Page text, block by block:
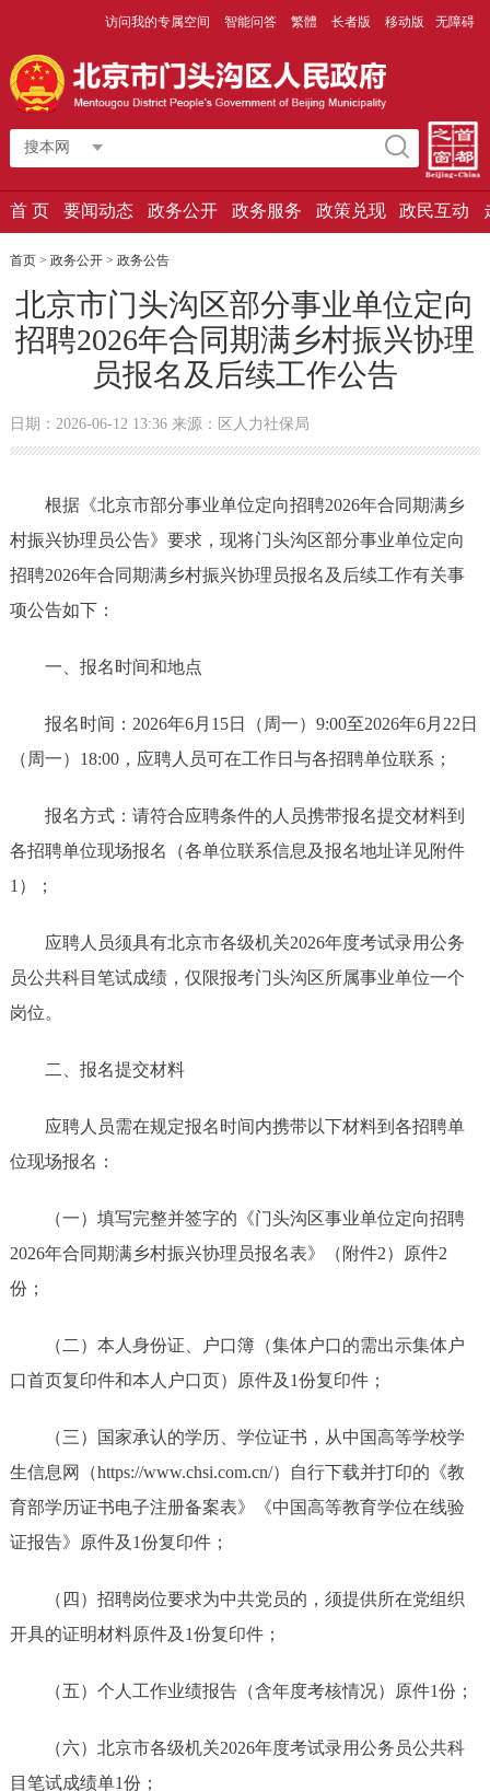
访问我的专属空间 智能问答 繁體 长者版 移动版 无障碍
搜本网
首 页 要闻动态 政务公开 政务服务 政策兑现 政民互动
首页> 政务公开> 政务公告
北京市门头沟区部分事业单位定向
招聘2026年合同期满乡村振兴协理
员报名及后续工作公告
日期：2026-06-12 13:36 来源：区人力社保局
根据《北京市部分事业单位定向招聘2026年合同期满乡
村振兴协理员公告》要求，现将门头沟区部分事业单位定向
招聘2026年合同期满乡村振兴协理员报名及后续工作有关事
项公告如下：
一、报名时间和地点
报名时间：2026年6月15日（周一）9:00至2026年6月22日
（周一）18:00，应聘人员可在工作日与各招聘单位联系；
报名方式：请符合应聘条件的人员携带报名提交材料到
各招聘单位现场报名（各单位联系信息及报名地址详见附件
1）；
应聘人员须具有北京市各级机关2026年度考试录用公务
员公共科目笔试成绩，仅限报考门头沟区所属事业单位一个
岗位。
二、报名提交材料
应聘人员需在规定报名时间内携带以下材料到各招聘单
位现场报名：
（一）填写完整并签字的《门头沟区事业单位定向招聘
2026年合同期满乡村振兴协理员报名表》（附件2）原件2
份；
（二）本人身份证、户口簿（集体户口的需出示集体户
口首页复印件和本人户口页）原件及1份复印件；
（三）国家承认的学历、学位证书，从中国高等学校学
生信息网（https://www.chsi.com.cn/）自行下载并打印的《教
育部学历证书电子注册备案表》《中国高等教育学位在线验
证报告》原件及1份复印件；
（四）招聘岗位要求为中共党员的，须提供所在党组织
开具的证明材料原件及1份复印件；
（五）个人工作业绩报告（含年度考核情况）原件1份；
（六）北京市各级机关2026年度考试录用公务员公共科
目笔试成绩单1份；